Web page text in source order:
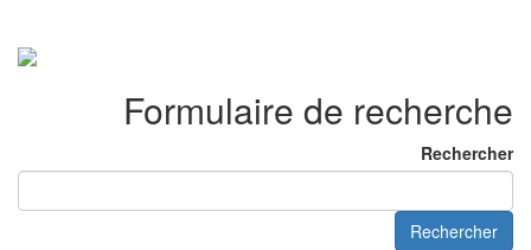
Formulaire de recherche
Rechercher
Rechercher